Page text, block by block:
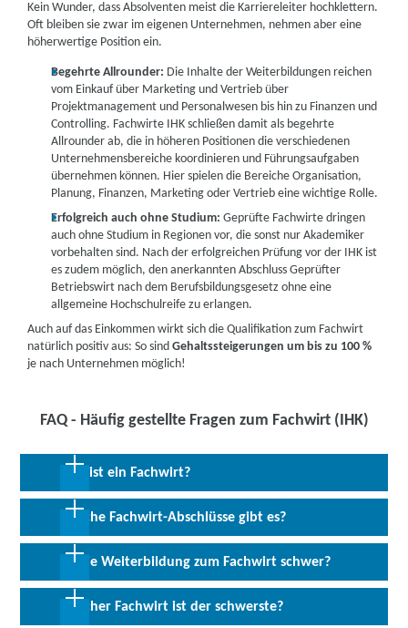
Kein Wunder, dass Absolventen meist die Karriereleiter hochklettern.
Oft bleiben sie zwar im eigenen Unternehmen, nehmen aber eine
höherwertige Position ein.
Begehrte Allrounder: Die Inhalte der Weiterbildungen reichen
vom Einkauf über Marketing und Vertrieb über
Projektmanagement und Personalwesen bis hin zu Finanzen und
Controlling. Fachwirte IHK schließen damit als begehrte
Allrounder ab, die in höheren Positionen die verschiedenen
Unternehmensbereiche koordinieren und Führungsaufgaben
übernehmen können. Hier spielen die Bereiche Organisation,
Planung, Finanzen, Marketing oder Vertrieb eine wichtige Rolle.
Erfolgreich auch ohne Studium:Geprüfte Fachwirte dringen
auch ohne Studium in Regionen vor, die sonst nur Akademiker
vorbehalten sind. Nach der erfolgreichen Prüfung vor der IHK ist
es zudem möglich, den anerkannten Abschluss Geprüfter
Betriebswirt nach dem Berufsbildungsgesetz ohne eine
allgemeine Hochschulreife zu erlangen.
Auch auf das Einkommen wirkt sich die Qualifikation zum Fachwirt
natürlich positiv aus: So sindGehaltssteigerungen um bis zu 100 %
je nach Unternehmen möglich!
FAQ - Häufig gestellte Fragen zum Fachwirt (IHK)
Was ist ein Fachwirt?
qualifizierte Fachkraft im mittleren
Management, die durch eine spezielle berufliche Weiterbildung
umfassende Kenntnisse und Fähigkeiten in einem bestimmten
Fachgebiet erworben hat. Die Aufstiegsfortbildung zum Fachwirt
vermittelt ihnen sowohl allgemeines
betriebswirtschaftliches
branchenspezifisches Wissen. Diese Kombination macht
Welche Fachwirt-Abschlüsse gibt es?
Der Abschluss als Fachwirt wird in allen Branchen geschätzt. Dazu
zählen unter anderem dieFinanzbranche, dieVerwaltung, der
Gesundheitssektor
Einsatzbereiche können sich dabei stark voneinander
Ist die Weiterbildung zum Fachwirt schwer?
Ob die Fortbildung schwer ist, lässt sich nicht pauschal
beantworten. Das kommt auf den jeweiligen Lernenden, seine
Welcher Fachwirt ist der schwerste?